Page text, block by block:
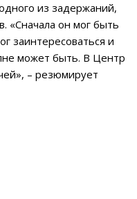
из задержаний,
«Сначала он мог быть
заинтересоваться и
может быть. В Центр
– резюмирует